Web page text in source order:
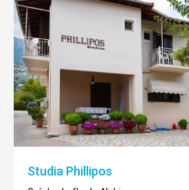
Studia Phillipos